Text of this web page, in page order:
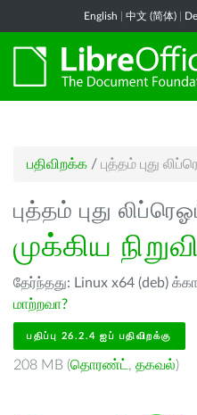
English 中文 (简体)
பதிவிறக்க / புத்தம் புது
புத்தம் புது
முக்கிய நிறுவி
தேர்ந்தது: Linux x64 (deb)
மாற்றவா?
பதிப்பு 26.2.4 ஐப் பதிவிறக்கு
208 MB (தொரண்ட் , தகவல்)